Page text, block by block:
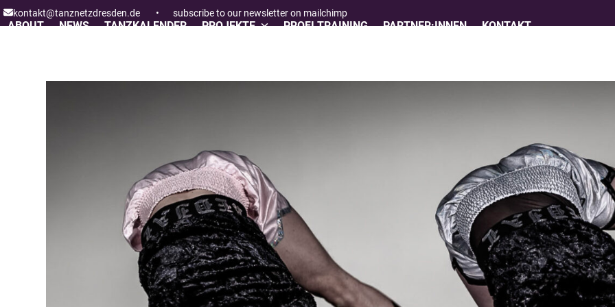
Skip
to
kontakt@tanznetzdresden.de • subscribe to our newsletter on mailchimp
ABOUT NEWS TANZKALENDER PROJEKTE PROFI TRAINING PARTNER:INNEN KONTAKT